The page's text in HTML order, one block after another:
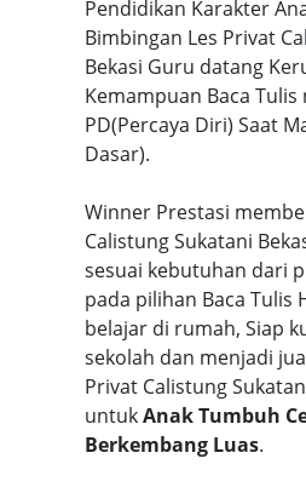
Pendidikan Karakter
Bimbingan Les Privat
Bekasi Guru datang
Kemampuan Baca Tulis
PD(Percaya Diri) Saat
Dasar).
Winner Prestasi
Calistung Sukatani
sesuai kebutuhan dari
pada pilihan Baca Tulis
belajar di rumah, Siap
sekolah dan menjadi
Privat Calistung
untukAnak Tumbuh
Berkembang Luas.